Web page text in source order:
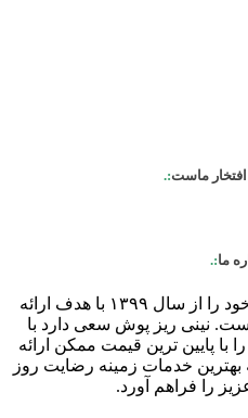
ماست:.
ما:.
مجموعه نینی ریزپوش فعالیت خود را از سال ۱۳۹۹ با هدف ارائه
نینی ریز پوش سعی دارد با
پایین ترین قیمت ممکن ارائه
بهترین خدمات زمینه رضایت روز
را فراهم آورد.